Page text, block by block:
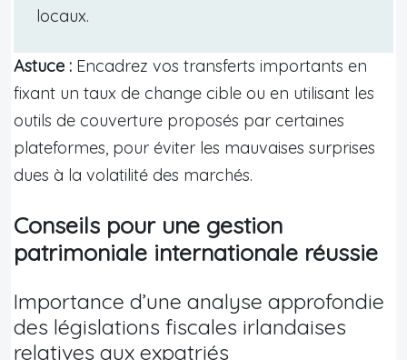
locaux.
Astuce : Encadrez vos transferts importants en
fixant un taux de change cible ou en utilisant les
outils de couverture proposés par certaines
plateformes, pour éviter les mauvaises surprises
dues à la volatilité des marchés.
Conseils pour une gestion
patrimoniale internationale réussie
Importance d’une analyse approfondie
des législations fiscales irlandaises
relatives aux expatriés